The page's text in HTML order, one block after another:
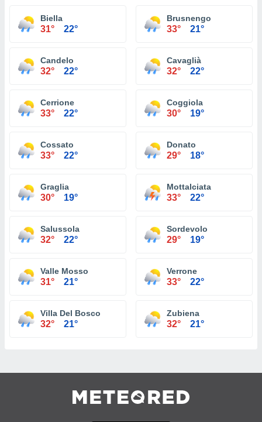
Biella
31° 22°
Brusnengo
33° 21°
Candelo
32° 22°
Cavaglià
32° 22°
Cerrione
33° 22°
Coggiola
30° 19°
Cossato
33° 22°
Donato
29° 18°
Graglia
30° 19°
Mottalciata
33° 22°
Salussola
32° 22°
Sordevolo
29° 19°
Valle Mosso
31° 21°
Verrone
33° 22°
Villa Del Bosco
32° 21°
Zubiena
32° 21°